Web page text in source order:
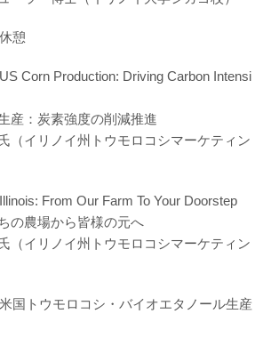
憩
Production: Driving Carbon Intensi
産：炭素強度の削減推進
（イリノイ州トウモロコシマーケティン
From Our Farm To Your Doorstep
の農場から皆様の元へ
（イリノイ州トウモロコシマーケティン
トウモロコシ・バイオエタノール生産